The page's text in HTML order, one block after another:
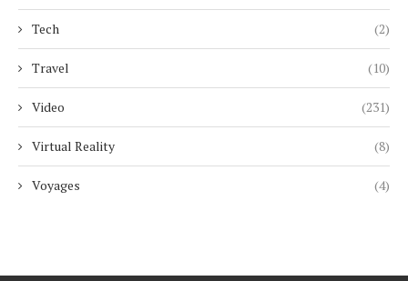
Tech (2)
Travel (10)
Video (231)
Virtual Reality (8)
Voyages (4)